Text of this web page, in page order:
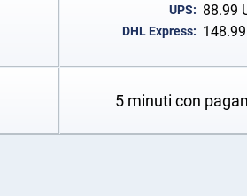
UPS: 88.99
DHL Express: 148.99
5 minuti con